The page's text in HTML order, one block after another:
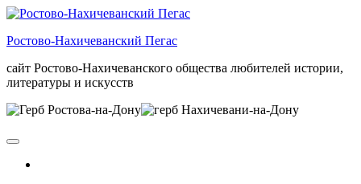
Skip
the
Ростово-Нахичеванский Пегас
сайт Ростово-Нахичеванского общества любителей истории,
литературы и искусств